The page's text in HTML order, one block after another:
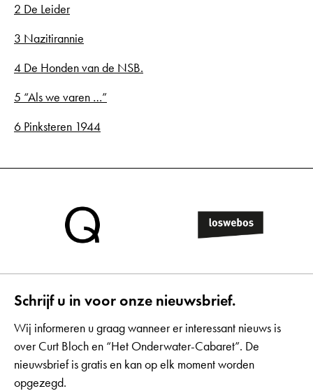
2 De Leider
3 Nazitirannie
4 De Honden van de NSB.
5 “Als we varen …”
6 Pinksteren 1944
Schrijf u in voor onze nieuwsbrief.
Wij informeren u graag wanneer er interessant nieuws is
over Curt Bloch en “Het Onderwater-Cabaret”. De
nieuwsbrief is gratis en kan op elk moment worden
opgezegd.